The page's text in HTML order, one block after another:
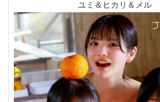
ユミ＆ヒカリ＆メル